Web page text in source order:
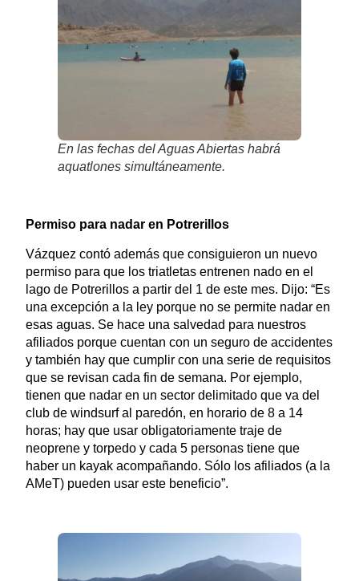
En las fechas del Aguas Abiertas habrá
aquatlones simultáneamente.
Permiso para nadar en Potrerillos
Vázquez contó además que consiguieron un nuevo
permiso para que los triatletas entrenen nado en el
lago de Potrerillos a partir del 1 de este mes. Dijo: “Es
una excepción a la ley porque no se permite nadar en
esas aguas. Se hace una salvedad para nuestros
afiliados porque cuentan con un seguro de accidentes
y también hay que cumplir con una serie de requisitos
que se revisan cada fin de semana. Por ejemplo,
tienen que nadar en un sector delimitado que va del
club de windsurf al paredón, en horario de 8 a 14
horas; hay que usar obligatoriamente traje de
neoprene y torpedo y cada 5 personas tiene que
haber un kayak acompañando. Sólo los afiliados (a la
AMeT) pueden usar este beneficio”.